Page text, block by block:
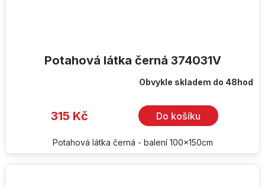
Potahová látka černá 374031V
Obvykle skladem do 48hod
315 Kč Do košíku
Potahová látka černá - balení 100x150cm